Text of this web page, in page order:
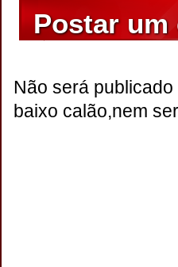
Postar
Não será
baixo calão,nem